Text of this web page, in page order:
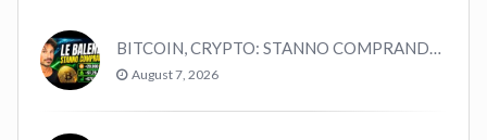
BITCOIN, CRYPTO: STANNO COMPRANDO TUTTI (GUARDA QUESTI DATI), EPPURE…
August 7, 2026